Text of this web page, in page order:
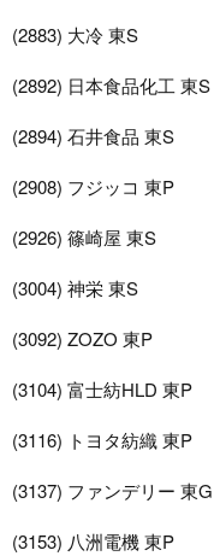
(2883) 大冷 東S
(2892) 日本食品化工 東S
(2894) 石井食品 東S
(2908) フジッコ 東P
(2926) 篠崎屋 東S
(3004) 神栄 東S
(3092) ZOZO 東P
(3104) 富士紡HLD 東P
(3116) トヨタ紡織 東P
(3137) ファンデリー 東G
(3153) 八洲電機 東P